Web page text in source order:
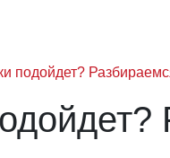
подойдет?